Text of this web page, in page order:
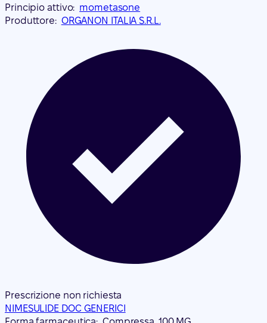
Principio attivo: mometasone
Produttore: ORGANON ITALIA S.R.L.
Prescrizione non richiesta
NIMESULIDE DOC GENERICI